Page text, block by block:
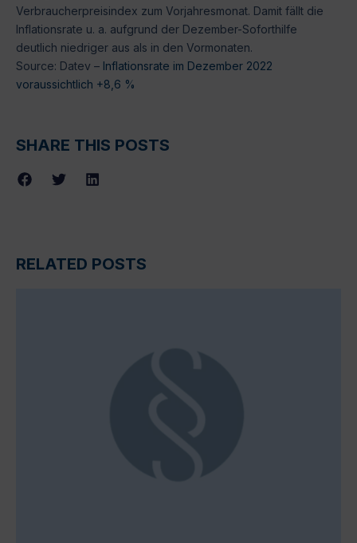
Verbraucher­preisindex zum Vorjahresmonat. Damit fällt die
Inflationsrate u. a. aufgrund der Dezember-Soforthilfe
deutlich niedriger aus als in den Vormonaten.
Source: Datev – Inflationsrate im Dezember 2022
voraussichtlich +8,6 %
SHARE THIS POSTS
RELATED POSTS